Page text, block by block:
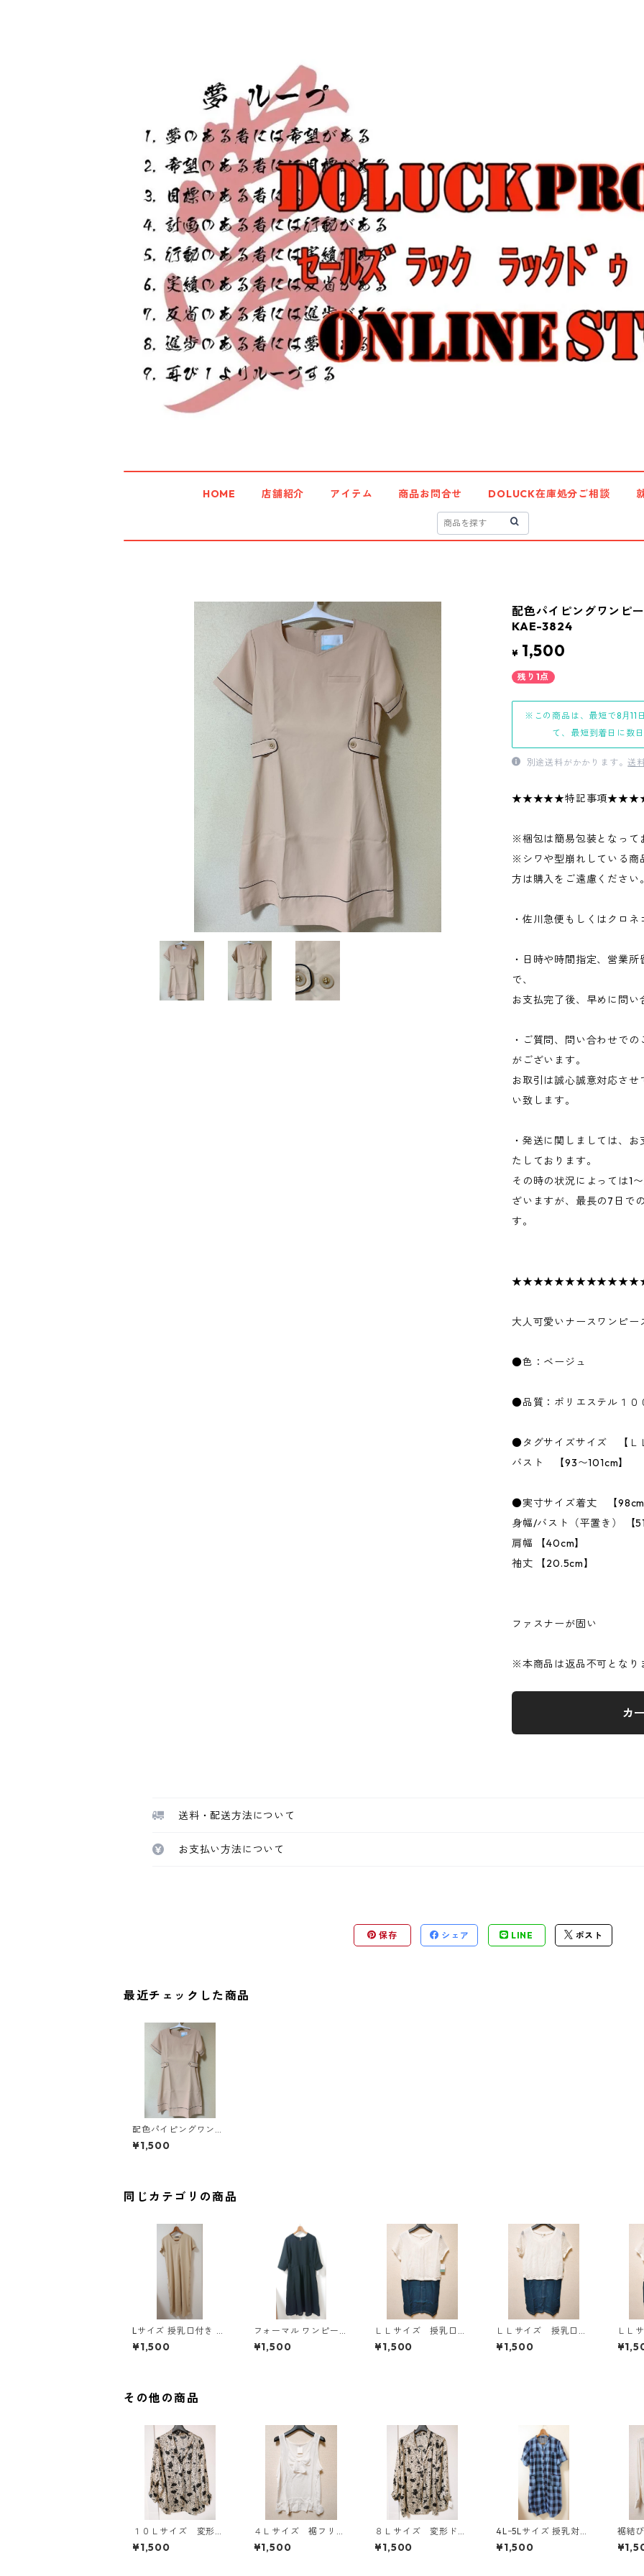
HOME 店舗紹介 アイテム 商品お問合せ DOLUCK在庫処分ご相談
配色パイピングワン
KAE-3824
¥ 1,500
残り1点
※この商品は、最短で8月11
て、最短到着日に数
別途送料がかかります。送
★★★★★特記事項
※梱包は簡易包装となって
※シワや型崩れしている商
方は購入をご遠慮ください。
・佐川急便もしくはクロネ
・日時や時間指定、営業
で、
お支払完了後、早めに問い
・ご質問、問い合わせで
がございます。
お取引は誠心誠意対応さ
い致します。
・発送に関しましては、
たしております。
その時の状況によっては1
ざいますが、最長の7日で
す。
大人可愛いナースワンピー
●色：ベージュ
●品質：ポリエステル１０
●タグサイズサイズ 【Ｌ
バスト 【93〜101cm】
●実寸サイズ着丈 【98cm
身幅/バスト（平置き） 【
肩幅 【40cm】
袖丈 【20.5cm】
ファスナーが固い
※本商品は返品不可となり
カ
送料・配送方法について
お支払い方法について
保存 シェア LINE ポスト
最近チェックした商品
配色パイピングワンピ
ース ナース ＬＬ
ベージュ KAE-3824
¥1,500
同じカテゴリの商品
Lサイズ 授乳口付き サ
イドボタンデザイン ワ
ンピース マタニティ
¥1,500
フォーマル ワンピース
5L ブラック ◆KIY-13
00◆
¥1,500
ＬＬサイズ 授乳口付
き マタニティ ドッ
キングワンピース ホ
¥1,500
ＬＬサイズ 授乳口付
き マタニティ ドッ
キングワンピース ホ
¥1,500
ＬＬ
き マ
キン
その他の商品
１０Ｌサイズ 変形ド
ット 花柄 ボウタイ
ブラウス オフホワイ
¥1,500
４Ｌサイズ 裾フリ
ル リボン付きタンク
トップ オフホワイ
¥1,500
８Ｌサイズ 変形ドッ
ト 花柄 ボウタイブ
ラウス オフホワイ
¥1,500
4Lｰ5Lサイズ 授乳対応
チェック柄 半袖ルーム
ウェア マタニティ ブ
¥1,500
裾結
ラウ
リー